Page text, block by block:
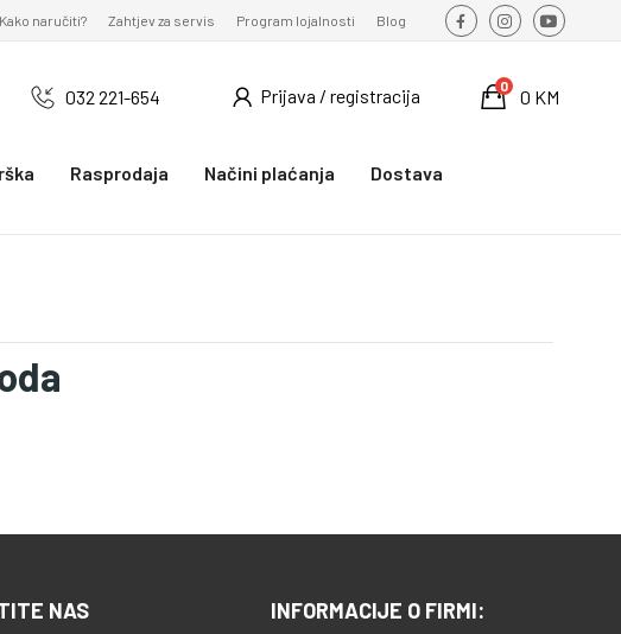
Kako naručiti? Zahtjev za servis Program lojalnosti Blog
032 221-654 Prijava / registracija 0 KM
0
Rasprodaja Načini plaćanja
Dostava
NAS INFORMACIJE O FIRMI: